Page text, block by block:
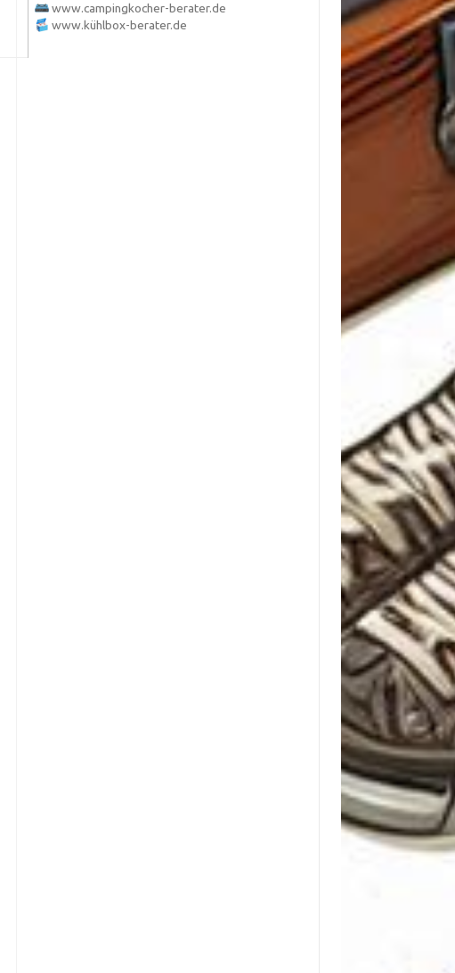
www.campingkocher-berater.de
www.kühlbox-berater.de